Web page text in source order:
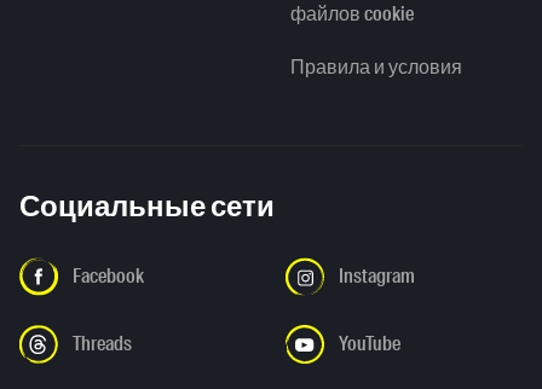
файлов cookie
Правила и условия
Социальные сети
Facebook Instagram
Threads YouTube